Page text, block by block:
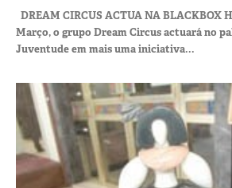
DREAM CIRCUS ACTUA NA BLACKBOX
Março, o grupo Dream Circus actuará no
Juventude em mais uma iniciativa...